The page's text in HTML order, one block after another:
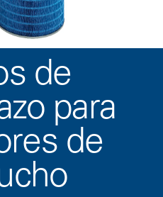
de
para
de